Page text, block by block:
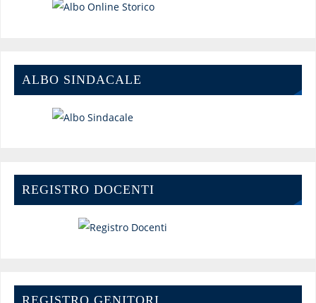
ALBO SINDACALE
REGISTRO DOCENTI
REGISTRO GENITORI